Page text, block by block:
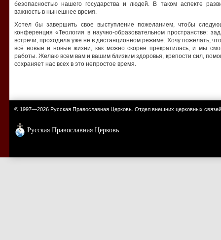
безопасностью нашего государства и людей. В таком аспекте
важность в нынешнее время.
Хотел бы завершить свое выступление пожеланием, чтобы
конференция «Теология в научно-образовательном пространстве:
встречи, проходила уже не в дистанционном режиме. Хочу пожелать,
всё новые и новые жизни, как можно скорее прекратилась, и мы
работы. Желаю всем вам и вашим близким здоровья, крепости сил,
сохраняет нас всех в это непростое время.
© 1997—2026 Русская Православная Церковь. Отдел внешних церковных связей
Русская Православная Церковь